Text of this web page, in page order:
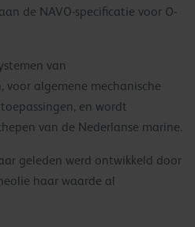
de NAVO-specificatie voor O-
van
voor algemene mechanische
en wordt
van de Nederlanse marine.
geleden werd ontwikkeld door
haar waarde al